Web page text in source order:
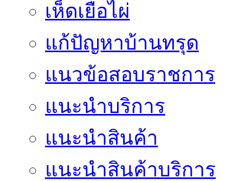
เห็ดเยื่อไผ่
แก้ปัญหาบ้านทรุด
แนวข้อสอบราชการ
แนะนำบริการ
แนะนำสินค้า
แนะนำสินค้าบริการ